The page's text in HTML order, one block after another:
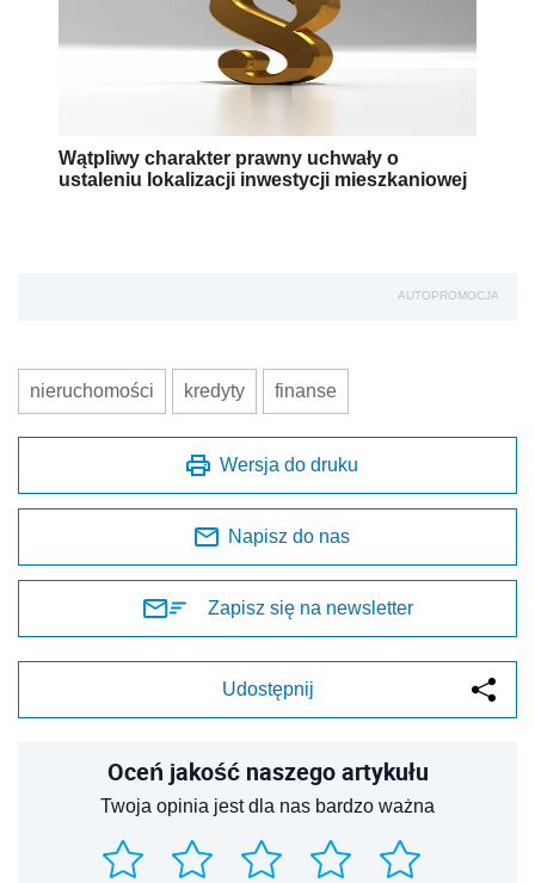
Wątpliwy charakter prawny uchwały o
ustaleniu lokalizacji inwestycji mieszkaniowej
AUTOPROMOCJA
nieruchomości kredyty finanse
Wersja do druku
Napisz do nas
Zapisz się na newsletter
Udostępnij
Oceń jakość naszego artykułu
Twoja opinia jest dla nas bardzo ważna